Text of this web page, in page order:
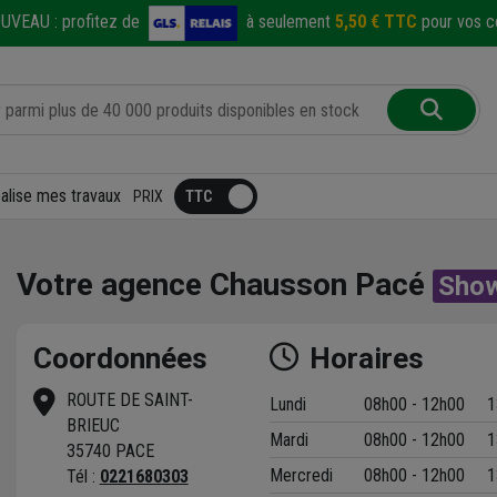
: profitez de à seulement 5,50 € TTC pour vos
mes travaux PRIX
Votre agence Chausson Pacé
Coordonnées
ROUTE DE SAINT-
BRIEUC
35740 PACE
Tél : 0221680303
Horaires
Lundi 08h00 - 12h00
Mardi
08h00 - 12h00
Mercredi
08h00 - 12h00